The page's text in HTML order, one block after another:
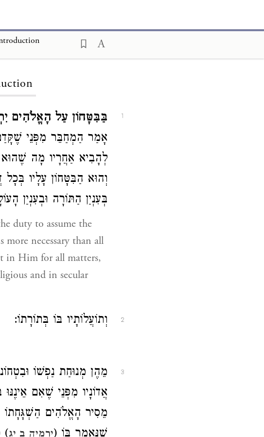
1
בַּבִּטָּחוֹן עַל הָאֱלֹהִים
אָמַר הַמְחַבֵּר מִפְּנֵי
לְהָבִיא אַחֲרָיו מָה
וְהוּא הַבִּטָּחוֹן עָלָיו
בְּעִנְיַן הַתּוֹרָה וּבְעִנְיַן
duty to assume the
necessary than all
in Him for all matters,
and in secular
2 וְתוֹעֲלוֹתָיו בּוֹ בְּתוֹרָתוֹ:
3
מֵהֶן מְנוּחַת נַפְשׁוֹ
אֲדוֹנָיו מִפְּנֵי שֶׁאִם
מֵסִיר הָאֱלֹהִים הַשְׁגָּחָתוֹ